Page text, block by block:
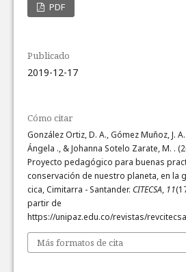
PDF
Publicado
2019-12-17
Cómo citar
González Ortiz, D. A., Gómez Muñoz, J.
Ángela ., & Johanna Sotelo Zarate, M. .
Proyecto pedagógico para buenas
conservación de nuestro planeta, en la
cica, Cimitarra - Santander.CITECSA, 11
partir de
https://unipaz.edu.co/revistas/
Más formatos de cita